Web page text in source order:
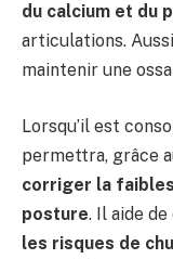
du calcium et du
articulations.
maintenir une
Lorsqu’il est
permettra, grâce
corriger la
posture. Il aide
les risques de